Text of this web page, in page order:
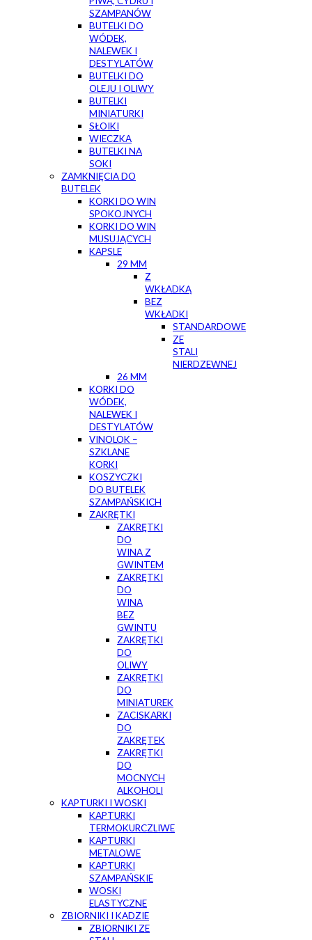
SZAMPANÓW
BUTELKI DO
WÓDEK,
NALEWEK I
DESTYLATÓW
BUTELKI DO
OLEJU I OLIWY
BUTELKI
MINIATURKI
SŁOIKI
WIECZKA
BUTELKI NA
SOKI
ZAMKNIĘCIA DO
BUTELEK
KORKI DO WIN
SPOKOJNYCH
KORKI DO WIN
MUSUJĄCYCH
KAPSLE
29 MM
Z
WKŁADKĄ
BEZ
WKŁADKI
STANDARDOWE
ZE
STALI
NIERDZEWNEJ
26 MM
KORKI DO
WÓDEK,
NALEWEK I
DESTYLATÓW
VINOLOK –
SZKLANE
KORKI
KOSZYCZKI
DO BUTELEK
SZAMPAŃSKICH
ZAKRĘTKI
ZAKRĘTKI
DO
WINA Z
GWINTEM
ZAKRĘTKI
DO
WINA
BEZ
GWINTU
ZAKRĘTKI
DO
OLIWY
ZAKRĘTKI
DO
MINIATUREK
ZACISKARKI
DO
ZAKRĘTEK
ZAKRĘTKI
DO
MOCNYCH
ALKOHOLI
KAPTURKI I WOSKI
KAPTURKI
TERMOKURCZLIWE
KAPTURKI
METALOWE
KAPTURKI
SZAMPAŃSKIE
WOSKI
ELASTYCZNE
ZBIORNIKI I KADZIE
ZBIORNIKI ZE